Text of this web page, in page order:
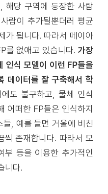
해당 구역에 등장한 사람
람이 추가될뿐더러 평균
가 됩니다. 따라서 메이아
를 없애고 있습니다. 가장
인식 모델이 이런 FP들을
데이터를 잘 구축해서 학
도 불구하고, 물체 인식
어떠한 FP들은 인식하지
, 예를 들면 거울에 비친
씩 존재합니다. 따라서 모
부 등을 이용한 추가적인
니다.